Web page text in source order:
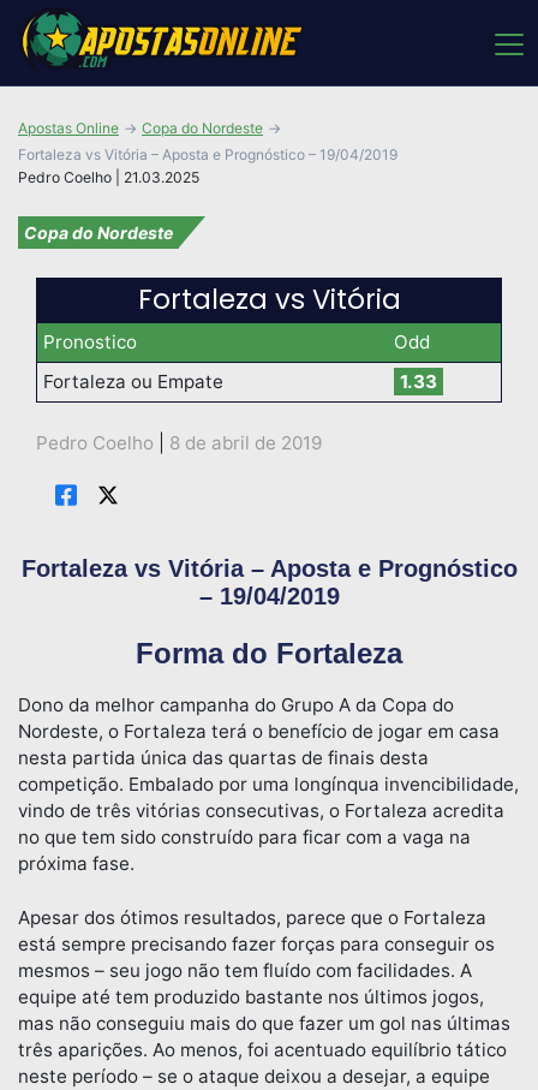
Pedro Coelho | 21.03.2025
Apostas Online
Copa do Nordeste
Fortaleza vs Vitória – Aposta e Prognóstico – 19/04/2019
Copa do Nordeste
Fortaleza vs Vitória
Pronostico
Odd
Fortaleza ou Empate
1.33
Pedro Coelho 8 de abril de 2019
Fortaleza vs Vitória – Aposta e Prognóstico
– 19/04/2019
Forma do Fortaleza
Dono da melhor campanha do Grupo A da Copa do
Nordeste, o Fortaleza terá o benefício de jogar em casa
nesta partida única das quartas de finais desta
competição. Embalado por uma longínqua invencibilidade,
vindo de três vitórias consecutivas, o Fortaleza acredita
no que tem sido construído para ficar com a vaga na
próxima fase.
Apesar dos ótimos resultados, parece que o Fortaleza
está sempre precisando fazer forças para conseguir os
mesmos – seu jogo não tem fluído com facilidades. A
equipe até tem produzido bastante nos últimos jogos,
mas não conseguiu mais do que fazer um gol nas últimas
três aparições. Ao menos, foi acentuado equilíbrio tático
neste período – se o ataque deixou a desejar, a equipe